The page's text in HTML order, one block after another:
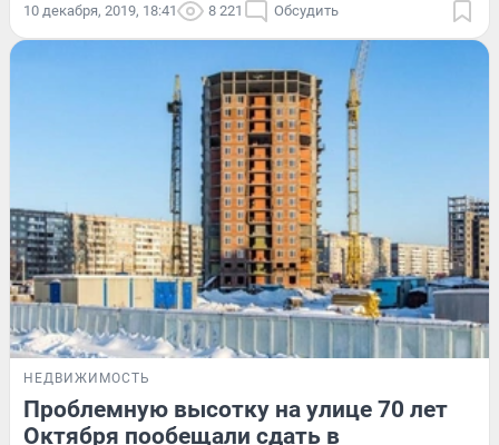
10 декабря, 2019, 18:41 8 221 Обсудить
НЕДВИЖИМОСТЬ
Проблемную высотку на улице 70 лет
Октября пообещали сдать в